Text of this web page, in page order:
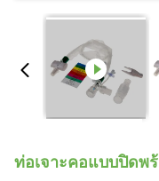
ท่อเจาะคอแบบปิดพ